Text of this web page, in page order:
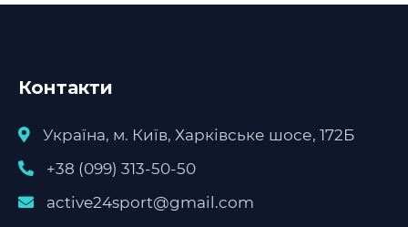
Контакти
Україна, м. Київ, Харківське шосе, 172Б
+38 (099) 313-50-50
active24sport@gmail.com